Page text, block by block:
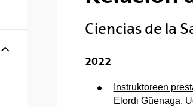
Mostrar/ocultar subpáginas
Ciencias de la
2022
Instruktoreen
Elordi Güenaga,